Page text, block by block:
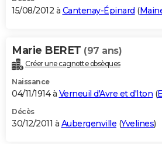
15/08/2012 à Cantenay-Épinard (
Marie BERET (97 ans)
Créer une cagnotte obsèques
Naissance
04/11/1914 à Verneuil d'Avre et d'Iton (
Décès
30/12/2011 à Aubergenville (Yvelines)